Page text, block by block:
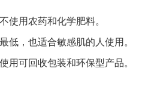
使用农药和化学肥料。
低，也适合敏感肌的人使用。
用可回收包装和环保型产品。